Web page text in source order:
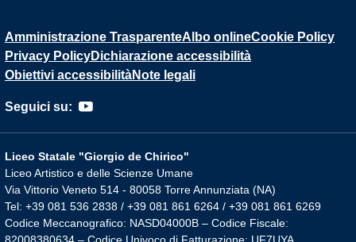
Amministrazione TrasparenteAlbo onlineCookie Policy
Privacy PolicyDichiarazione accessibilità
Obiettivi accessibilitàNote legali
Seguici su:
Liceo Statale "Giorgio de Chirico"
Liceo Artistico e delle Scienze Umane
Via Vittorio Veneto 514 - 80058 Torre Annunziata (NA)
Tel: +39 081 536 2838 / +39 081 861 6264 / +39 081 861 6269
Codice Meccanografico: NASD04000B – Codice Fiscale: